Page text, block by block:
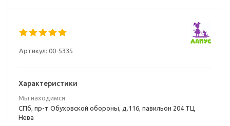
Артикул: 00-5335
Характеристики
Мы находимся
СПб, пр-т Обуховской обороны, д.116, павильон 204 ТЦ
Нева